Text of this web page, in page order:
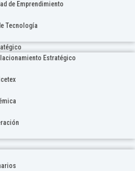
de Emprendimiento
Tecnología
Estratégico